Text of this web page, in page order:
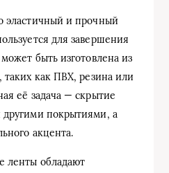
эластичный и прочный
для завершения
быть изготовлена из
таких как ПВХ, резина или
её задача — скрытие
покрытиями, а
акцента.
ленты обладают